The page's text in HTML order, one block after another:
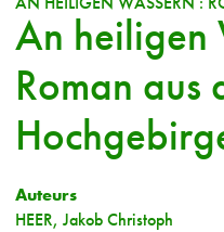
An heiligen
Roman aus
Auteurs
HEER, Jakob Christoph